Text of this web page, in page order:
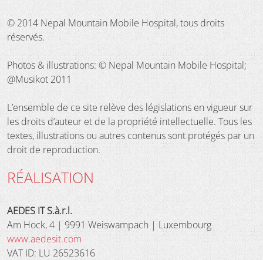
© 2014 Nepal Mountain Mobile Hospital, tous droits
réservés.
Photos & illustrations: © Nepal Mountain Mobile Hospital;
@Musikot 2011
L’ensemble de ce site relève des législations en vigueur sur
les droits d’auteur et de la propriété intellectuelle. Tous les
textes, illustrations ou autres contenus sont protégés par un
droit de reproduction.
RÉALISATION
AEDES IT S.à.r.l.
Am Hock, 4 | 9991 Weiswampach | Luxembourg
www.aedesit.com
VAT ID: LU 26523616